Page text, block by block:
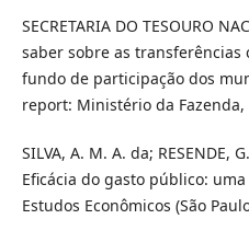
SECRETARIA DO TESOURO
saber sobre as transferências
fundo de participação dos
report: Ministério da Fazenda,
SILVA, A. M. A. da; RESENDE,
Eficácia do gasto público: uma
Estudos Econômicos (São